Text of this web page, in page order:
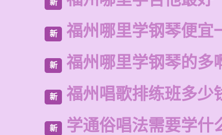
新
新 福州哪里学钢琴便宜
新 福州哪里学钢琴的多
新 福州唱歌排练班多少
新 学通俗唱法需要学什